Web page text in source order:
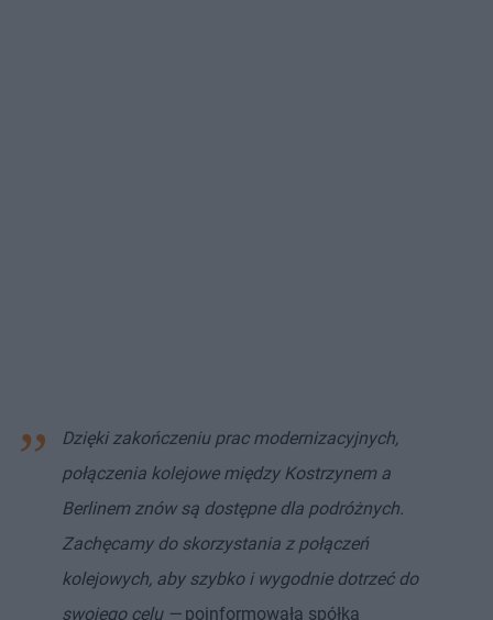
Dzięki zakończeniu prac modernizacyjnych,
połączenia kolejowe między Kostrzynem a
Berlinem znów są dostępne dla podróżnych.
Zachęcamy do skorzystania z połączeń
kolejowych, aby szybko i wygodnie dotrzeć do
swojego celu — poinformowała spółka